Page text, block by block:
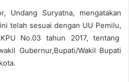
Undang Suryatna, mengatakan
telah sesuai dengan UU Pemilu,
No.03 tahun 2017, tentang
Gubernur,Bupati/Wakil Bupati